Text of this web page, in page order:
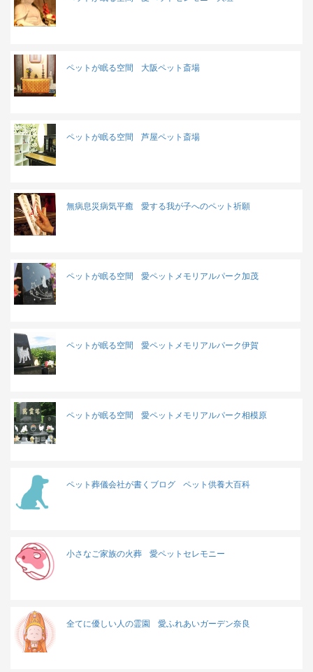
ペットが眠る空間 大阪ペット斎場
ペットが眠る空間 芦屋ペット斎場
無病息災病気平癒 愛する我が子へのペット祈願
ペットが眠る空間 愛ペットメモリアルパーク加茂
ペットが眠る空間 愛ペットメモリアルパーク伊賀
ペットが眠る空間 愛ペットメモリアルパーク相模原
ペット葬儀会社が書くブログ ペット供養大百科
小さなご家族の火葬 愛ペットセレモニー
全てに優しい人の霊園 愛ふれあいガーデン奈良